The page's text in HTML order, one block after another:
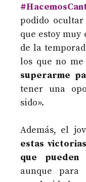
podido
que estoy
de la
los que no me
superarme
tener una
sido».
Además, el
estas
que
aunque para